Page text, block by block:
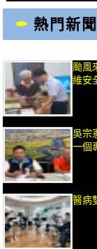
熱門新聞
颱風
維安
吳宗
一個
醫病